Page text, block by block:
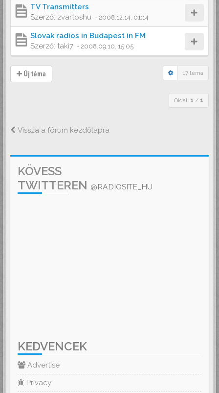
TV Transmitters
Szerző: zvartoshu - 2008.12.14. 01:14
Slovak radios in Budapest in FM
Szerző: taki7 - 2008.09.10. 15:05
Új téma 17 téma
Oldal: 1 / 1
Vissza a fórum kezdőlapra
KÖVESS
TWITTEREN @RADIOSITE_HU
KEDVENCEK
Advertise
Privacy